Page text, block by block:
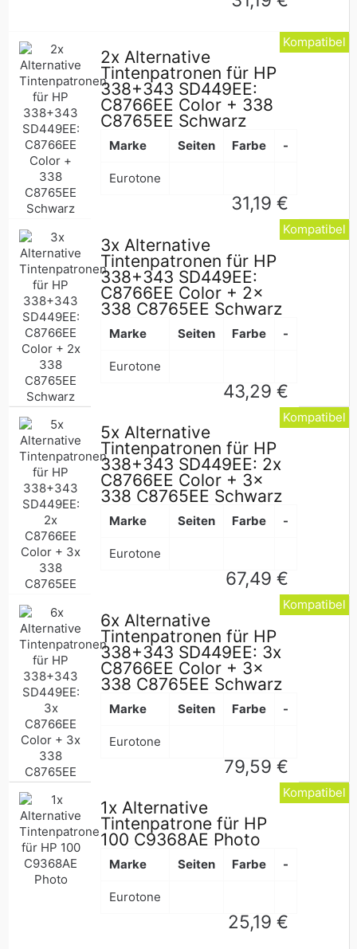
Preis
2x Alternative
Tintenpatronen für HP
338+343 SD449EE:
C8766EE Color + 338
C8765EE Schwarz
Marke Seiten Farbe -
Eurotone
Normaler
Preis
31,19 €
Kompatibel
3x Alternative
Tintenpatronen für HP
338+343 SD449EE:
C8766EE Color + 2x
338 C8765EE Schwarz
Marke Seiten Farbe -
Eurotone
Normaler
Preis
43,29 €
Kompatibel
5x Alternative
Tintenpatronen für HP
338+343 SD449EE: 2x
C8766EE Color + 3x
338 C8765EE Schwarz
Marke Seiten Farbe -
Eurotone
Normaler
Preis
67,49 €
Kompatibel
6x Alternative
Tintenpatronen für HP
338+343 SD449EE: 3x
C8766EE Color + 3x
338 C8765EE Schwarz
Marke Seiten Farbe -
Eurotone
Normaler
Preis
79,59 €
Kompatibel
1x Alternative
Tintenpatrone für HP
100 C9368AE Photo
Marke Seiten Farbe -
Eurotone
Normaler
Preis
25,19 €
Kompatibel